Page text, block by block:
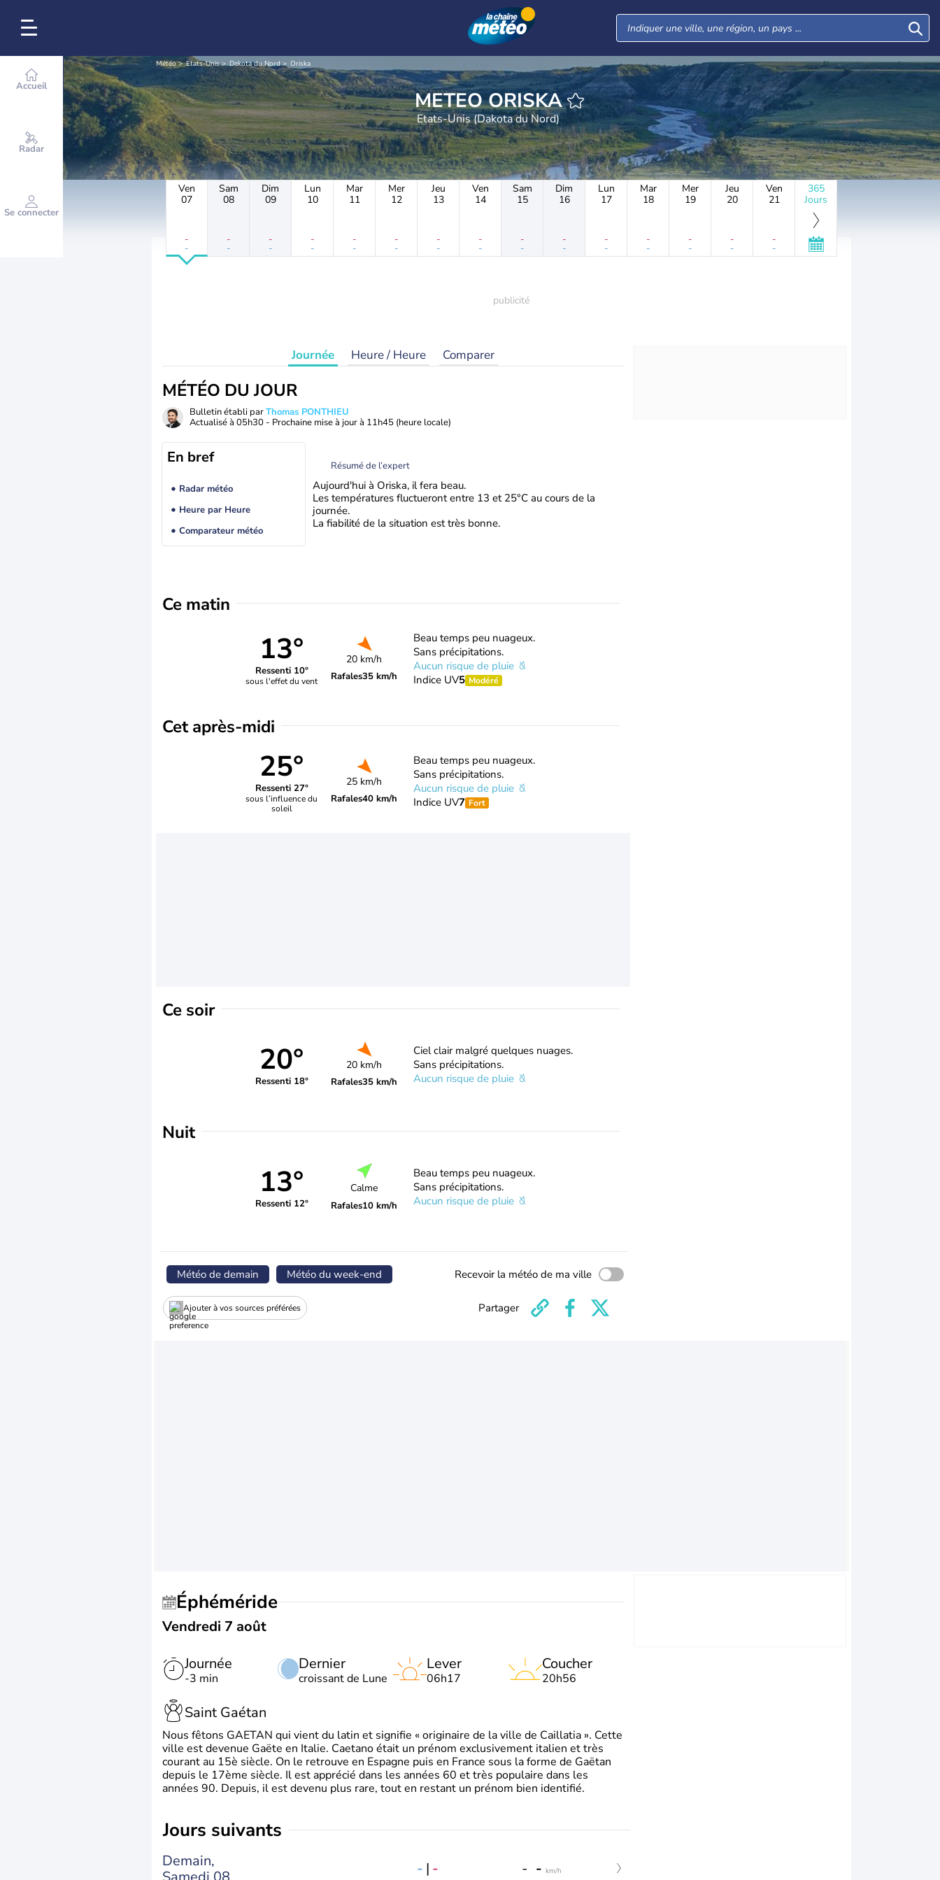
Accueil
Radar
Se connecter
Météo Etats-Unis Dakota du Nord Oriska
METEO ORISKA
Etats-Unis (Dakota du Nord)
Ven
07
-
-
Sam
08
-
-
Dim
09
-
-
Lun
10
-
-
Mar
11
-
-
Mer
12
-
-
Jeu
13
-
-
Ven
14
-
-
Sam
15
-
-
Dim
16
-
-
Lun
17
-
-
Mar
18
-
-
Mer
19
-
-
Jeu
20
-
-
Ven
21
-
-
365
Jours
Journée Heure / Heure Comparer
MÉTÉO DU JOUR
Bulletin établi parThomas PONTHIEU
Actualisé à 05h30 - Prochaine mise à jour à 11h45 (heure locale)
En bref
Radar météo
Heure par Heure
Comparateur météo
Résumé de l’expert
Aujourd'hui à Oriska, il fera beau.
Les températures fluctueront entre 13 et 25°C au cours de la
journée.
La fiabilité de la situation est très bonne.
Ce matin
13°
Ressenti 10°
sous l'effet du vent
20 km/h
Rafales35 km/h
Beau temps peu nuageux.
Sans précipitations.
Aucun risque de pluie
Indice UV5 Modéré
Cet après-midi
25°
Ressenti 27°
sous l’influence du
soleil
25 km/h
Rafales40 km/h
Beau temps peu nuageux.
Sans précipitations.
Aucun risque de pluie
Indice UV7 Fort
Ce soir
20°
Ressenti 18°
20 km/h
Rafales35 km/h
Ciel clair malgré quelques nuages.
Sans précipitations.
Aucun risque de pluie
Nuit
13°
Ressenti 12°
Calme
Rafales10 km/h
Beau temps peu nuageux.
Sans précipitations.
Aucun risque de pluie
Météo de demain Météo du week-end Recevoir la météo de ma ville
Ajouter à vos sources préférées Partager
Éphéméride
Vendredi 7 août
Journée
-3 min
Dernier
croissant de Lune
Lever
06h17
Coucher
20h56
Saint Gaétan
Nous fêtons GAETAN qui vient du latin et signifie « originaire de la ville de Caillatia ». Cette
ville est devenue Gaëte en Italie. Caetano était un prénom exclusivement italien et très
courant au 15è siècle. On le retrouve en Espagne puis en France sous la forme de Gaëtan
depuis le 17ème siècle. Il est apprécié dans les années 60 et très populaire dans les
années 90. Depuis, il est devenu plus rare, tout en restant un prénom bien identifié.
jours suivants
Demain,
- | - - - km/h